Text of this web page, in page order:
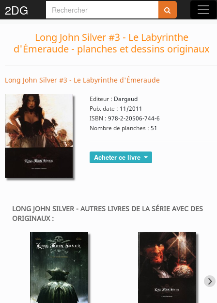
2DG
Long John Silver #3 - Le Labyrinthe
d'Émeraude - planches et dessins originaux
Long John Silver #3 - Le Labyrinthe d'Émeraude
Editeur : Dargaud
Pub. date : 11/2011
ISBN : 978-2-20506-744-6
Nombre de planches : 51
Acheter ce livre
LONG JOHN SILVER - AUTRES LIVRES DE LA SÉRIE AVEC DES
ORIGINAUX :